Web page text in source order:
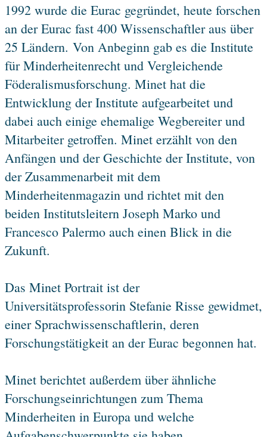
1992 wurde die Eurac gegründet, heute forschen
an der Eurac fast 400 Wissenschaftler aus über
25 Ländern. Von Anbeginn gab es die Institute
für Minderheitenrecht und Vergleichende
Föderalismusforschung. Minet hat die
Entwicklung der Institute aufgearbeitet und
dabei auch einige ehemalige Wegbereiter und
Mitarbeiter getroffen. Minet erzählt von den
Anfängen und der Geschichte der Institute, von
der Zusammenarbeit mit dem
Minderheitenmagazin und richtet mit den
beiden Institutsleitern Joseph Marko und
Francesco Palermo auch einen Blick in die
Zukunft.
Das Minet Portrait ist der
Universitätsprofessorin Stefanie Risse gewidmet,
einer Sprachwissenschaftlerin, deren
Forschungstätigkeit an der Eurac begonnen hat.
Minet berichtet außerdem über ähnliche
Forschungseinrichtungen zum Thema
Minderheiten in Europa und welche